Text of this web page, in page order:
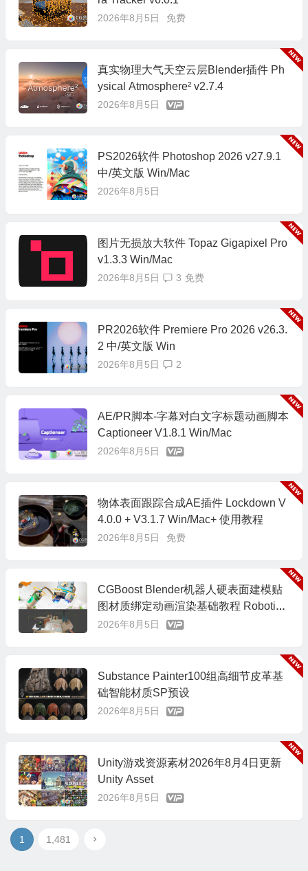
2026年8月5日 免费
真实物理大气天空云层Blender插件 Ph
ysical Atmosphere² v2.7.4
2026年8月5日
PS2026软件 Photoshop 2026 v27.9.1
中/英文版 Win/Mac
2026年8月5日
图片无损放大软件 Topaz Gigapixel Pro
v1.3.3 Win/Mac
2026年8月5日 3 免费
PR2026软件 Premiere Pro 2026 v26.3.
2 中/英文版 Win
2026年8月5日 2
AE/PR脚本-字幕对白文字标题动画脚本
Captioneer V1.8.1 Win/Mac
2026年8月5日
物体表面跟踪合成AE插件 Lockdown V
4.0.0 + V3.1.7 Win/Mac+ 使用教程
2026年8月5日 免费
CGBoost Blender机器人硬表面建模贴
图材质绑定动画渲染基础教程 Robotic
Planet+中文字幕
2026年8月5日
Substance Painter100组高细节皮革基
础智能材质SP预设
2026年8月5日
Unity游戏资源素材2026年8月4日更新
Unity Asset
2026年8月5日
1 1,481